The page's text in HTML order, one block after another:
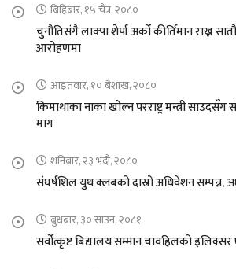
बिहिबार, १५ चैत्र, २०८०
चुनौतिसंगै लाक्पा शेर्पा अर्को कीर्तिमान राख्न
आरोहणमा
आइतवार, १० बैशाख, २०८०
किमाथांका नाका खोल्न परराष्ट्र मन्त्री
माग
शनिबार, २३ भदौ, २०८०
संघर्षशिल युथ क्लबको दास्रो अधिवेशन सम्पन्न,
बुधबार, ३० साउन, २०८१
सर्वोत्कृष्ट बिद्यालय सम्मान चावहिलको